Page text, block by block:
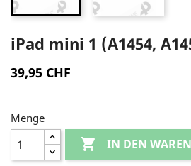
iPad mini 1 (A1454,
39,95 CHF
Menge
 IN DEN